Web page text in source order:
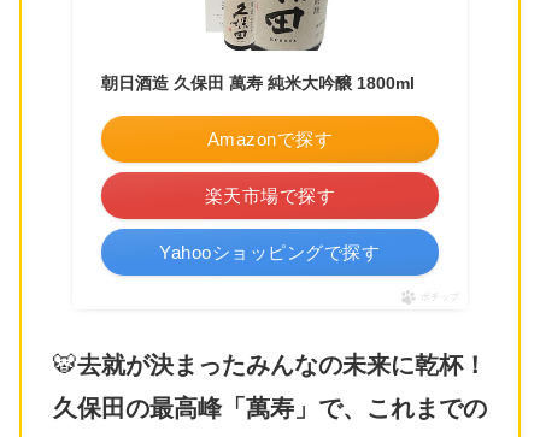
朝日酒造 久保田 萬寿 純米大吟醸 1800ml
Amazonで探す
楽天市場で探す
Yahooショッピングで探す
ポチップ
🐯去就が決まったみんなの未来に乾杯！
久保田の最高峰「萬寿」で、これまでの